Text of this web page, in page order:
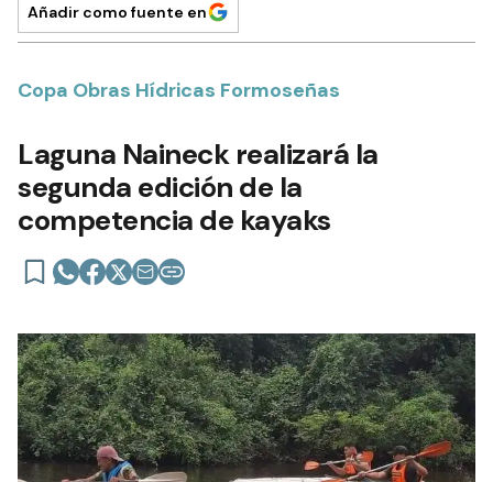
Añadir como fuente en
Copa Obras Hídricas Formoseñas
Laguna Naineck realizará la
segunda edición de la
competencia de kayaks